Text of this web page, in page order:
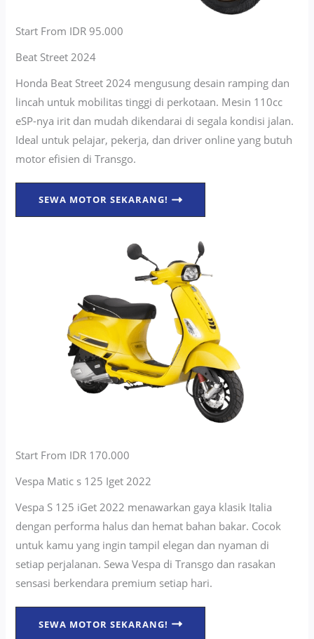
Start From IDR 95.000
Beat Street 2024
Honda Beat Street 2024 mengusung desain ramping dan
lincah untuk mobilitas tinggi di perkotaan. Mesin 110cc
eSP-nya irit dan mudah dikendarai di segala kondisi jalan.
Ideal untuk pelajar, pekerja, dan driver online yang butuh
motor efisien di Transgo.
SEWA MOTOR SEKARANG!
Start From IDR 170.000
Vespa Matic s 125 Iget 2022
Vespa S 125 iGet 2022 menawarkan gaya klasik Italia
dengan performa halus dan hemat bahan bakar. Cocok
untuk kamu yang ingin tampil elegan dan nyaman di
setiap perjalanan. Sewa Vespa di Transgo dan rasakan
sensasi berkendara premium setiap hari.
SEWA MOTOR SEKARANG!